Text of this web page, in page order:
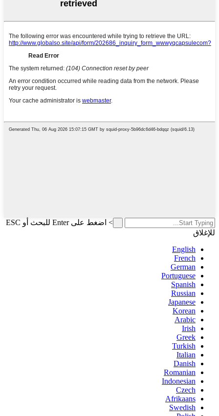
>
اضغط على Enter للبحث أو ESC
للإغلاق
English
French
German
Portuguese
Spanish
Russian
Japanese
Korean
Arabic
Irish
Greek
Turkish
Italian
Danish
Romanian
Indonesian
Czech
Afrikaans
Swedish